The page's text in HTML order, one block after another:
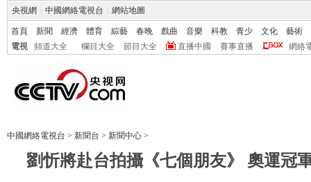
央視網 中國網絡電視台 網站地圖
首頁 新聞 經濟 體育 綜藝 春晚 戲曲 音樂 科教 青少 文化
藝術
電視
頻道大全 欄目大全 節目大全 直播中國 賽事直播 網絡
中國網絡電視台 > 新聞台 > 新聞中心 >
劉忻將赴台拍攝《七個朋友》 奧運冠